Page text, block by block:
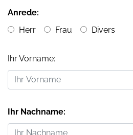
Anrede:
Herr
Frau Divers
Ihr Vorname:
Ihr Nachname: